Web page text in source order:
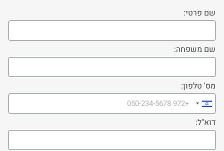
שם פרטי:
שם משפחה:
מס' טלפון:
Israel
+972
דוא"ל: